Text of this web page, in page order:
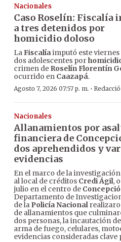
Nacionales
Caso Roselín: Fiscalía
a tres detenidos por
homicidio doloso
LaFiscalíaimputó este viernes
dos adolescentes por
crimen de Roselín Florentín
ocurrido en Caazapá.
Agosto 7, 2026 07:57 p. m. ·
Nacionales
Allanamientos por
financiera de
dos aprehendidos y
evidencias
En el marco de la
al local de créditos Credi Ágil,
julio en el centro de
Departamento de
de la Policía Nacional
de allanamientos que
dos personas, la incautación
arma de fuego, celulares,
evidencias consideradas clave